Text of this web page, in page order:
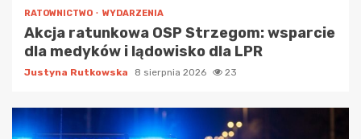
RATOWNICTWO WYDARZENIA
Akcja ratunkowa OSP Strzegom: wsparcie
dla medyków i lądowisko dla LPR
Justyna Rutkowska 8 sierpnia 2026 23